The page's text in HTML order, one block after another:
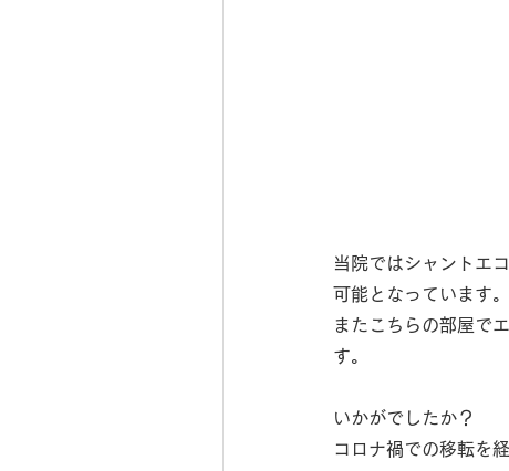
当院ではシャントエ
可能となっています。
またこちらの部屋で
す。
いかがでしたか？
コロナ禍での移転を